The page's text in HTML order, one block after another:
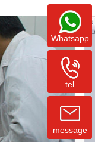
Whatsapp
tel
message